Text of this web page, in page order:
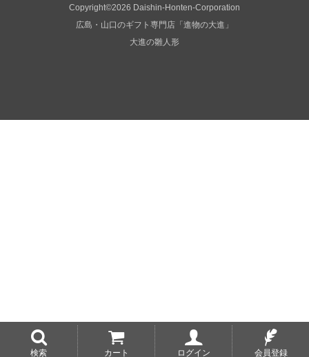
検索 カート ログイン 会員登録
Copyright©2026 Daishin-Honten-Corporation
広島・山口のギフト専門店「進物の大進」
大進の雛人形